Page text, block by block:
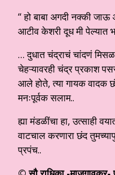
“ हो बाबा अगदी नक्की
आटीव केशरी दूध मी पेल्यात
… दुधात चंद्राचं चांदणं
चेहऱ्यावरही चंद्र प्रकाश
आले होते, त्या गायक वादक
मनःपूर्वक सलाम..
ह्या मंडळींचा हा, उत्साही
वाटचाल करणारा छंद
प्रपंच..